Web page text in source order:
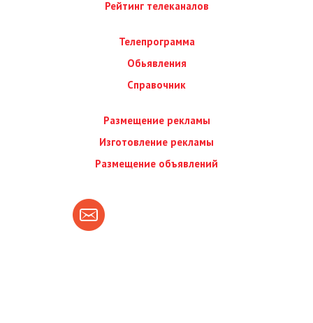
Рейтинг телеканалов
Телепрограмма
Обьявления
Справочник
Размещение рекламы
Изготовление рекламы
Размещение объявлений